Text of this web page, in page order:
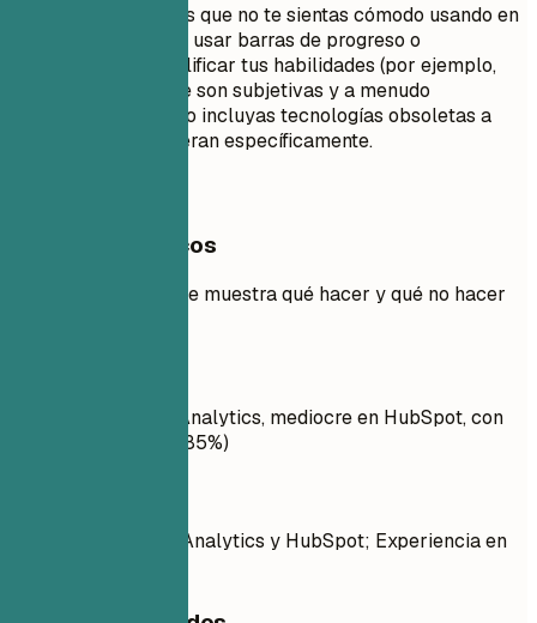
No listes habilidades que no te sientas cómodo usando en
una entrevista. Evita usar barras de progreso o
porcentajes para calificar tus habilidades (por ejemplo,
"Java: 80%"), ya que son subjetivas y a menudo
malinterpretadas. No incluyas tecnologías obsoletas a
menos que se requieran específicamente.
Ejemplos prácticos
Ejemplo práctico que muestra qué hacer y qué no hacer
Experto en Google Analytics, mediocre en HubSpot, con
dominio de Python (85%)
Dominio de Google Analytics y HubSpot; Experiencia en